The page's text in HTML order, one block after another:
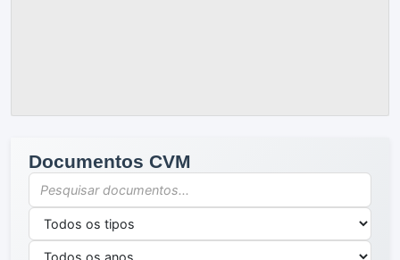
Documentos CVM